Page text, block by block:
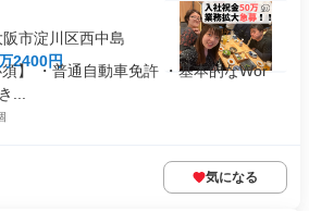
市淀川区西中島
2400円
】 ・普通自動車免許 ・基本的なWor
...
気になる